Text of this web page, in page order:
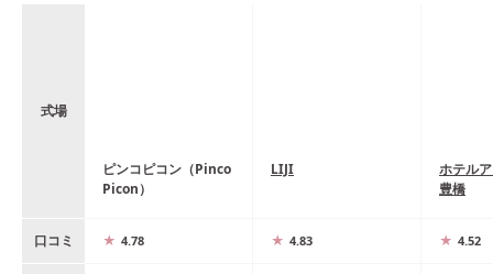
式場
ピンコピコン（Pinco
Picon）
LIJI
ホテル
豊橋
口コミ 4.78 4.83 4.52